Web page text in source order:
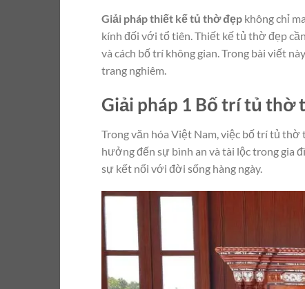
Giải pháp thiết kế tủ thờ đẹp không chỉ
kính đối với tổ tiên. Thiết kế tủ thờ đẹp
và cách bố trí không gian. Trong bài viết
trang nghiêm.
Giải pháp 1 Bố trí tủ thờ
Trong văn hóa Việt Nam, việc bố trí tủ
hưởng đến sự bình an và tài lộc trong gia
sự kết nối với đời sống hàng ngày.